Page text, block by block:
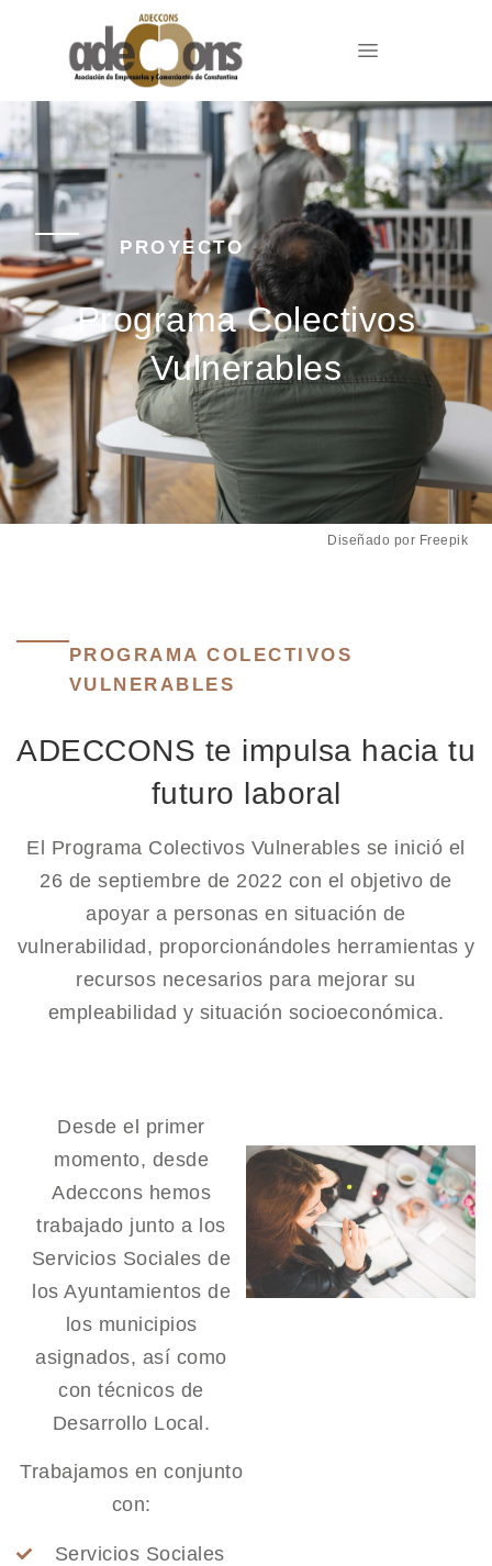
PROYECTO
Programa Colectivos
Vulnerables
Diseñado por Freepik
PROGRAMA COLECTIVOS
VULNERABLES
ADECCONS te impulsa hacia tu
futuro laboral
El Programa Colectivos Vulnerables se inició el
26 de septiembre de 2022 con el objetivo de
apoyar a personas en situación de
vulnerabilidad, proporcionándoles herramientas y
recursos necesarios para mejorar su
empleabilidad y situación socioeconómica.
Desde el primer
momento, desde
Adeccons hemos
trabajado junto a los
Servicios Sociales de
los Ayuntamientos de
los municipios
asignados, así como
con técnicos de
Desarrollo Local.
Trabajamos en conjunto
con:
Servicios Sociales